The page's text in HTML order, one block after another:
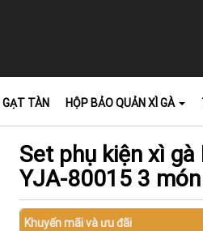
GẠT TÀN HỘP BẢO QUẢN XÌ GÀ
Set phụ kiện xì gà
YJA-80015 3 món
Khuyến mãi và ưu đãi